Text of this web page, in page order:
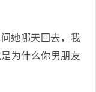
她哪天回去，我
为什么你男朋友